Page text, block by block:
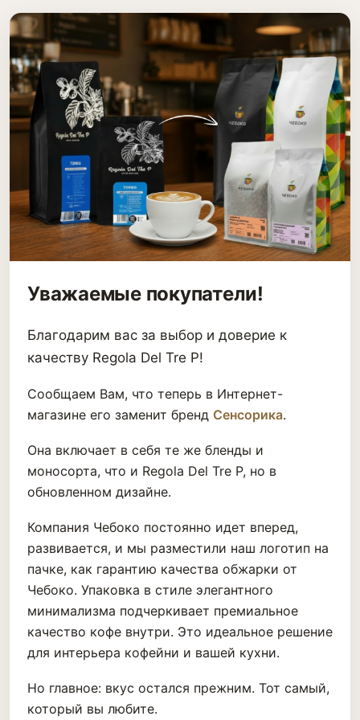
Уважаемые покупатели!
Благодарим вас за выбор и доверие к
качеству Regola Del Tre P!
Сообщаем Вам, что теперь в Интернет-
магазине его заменит бренд Сенсорика.
Она включает в себя те же бленды и
моносорта, что и Regola Del Tre P, но в
обновленном дизайне.
Компания Чебоко постоянно идет вперед,
развивается, и мы разместили наш логотип на
пачке, как гарантию качества обжарки от
Чебоко. Упаковка в стиле элегантного
минимализма подчеркивает премиальное
качество кофе внутри. Это идеальное решение
для интерьера кофейни и вашей кухни.
Но главное: вкус остался прежним. Тот самый,
который вы любите.